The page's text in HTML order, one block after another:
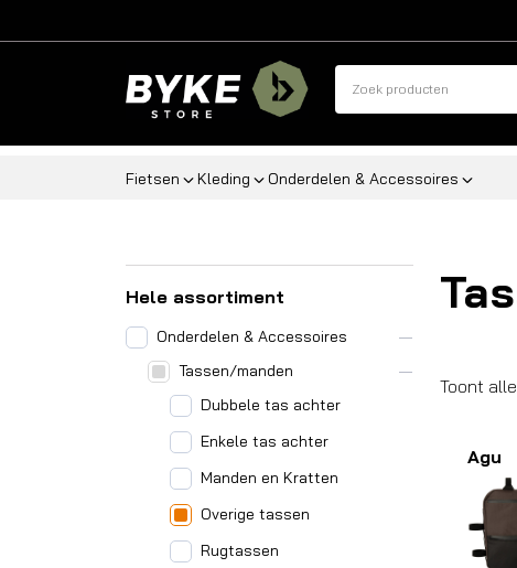
Fietsen Kleding Onderdelen & Accessoires
Hele assortiment
Onderdelen & Accessoires
Tassen/manden
Dubbele tas achter
Enkele tas achter
Manden en Kratten
Overige tassen
Rugtassen
Toont
Agu